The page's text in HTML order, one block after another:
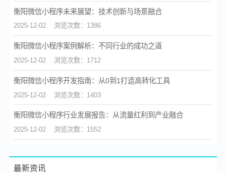
衡阳微信小程序未来展望：技术创新与场景融合
2025-12-02 浏览次数：1386
衡阳微信小程序案例解析：不同行业的成功之道
2025-12-02 浏览次数：1712
衡阳微信小程序开发指南：从0到1打造高转化工具
2025-12-02 浏览次数：1403
衡阳微信小程序行业发展报告：从流量红利到产业融合
2025-12-02 浏览次数：1552
最新资讯